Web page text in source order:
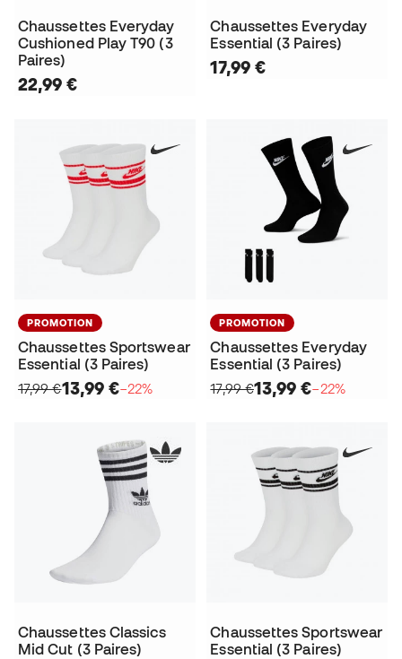
Chaussettes Everyday
Cushioned Play T90 (3
Paires)
22,99 €
Chaussettes Everyday
Essential (3 Paires)
17,99 €
PROMOTION
Chaussettes Sportswear
Essential (3 Paires)
17,99 €13,99 €−22%
PROMOTION
Chaussettes Everyday
Essential (3 Paires)
17,99 €13,99 €−22%
Chaussettes Classics
Mid Cut (3 Paires)
Chaussettes Sportswear
Essential (3 Paires)